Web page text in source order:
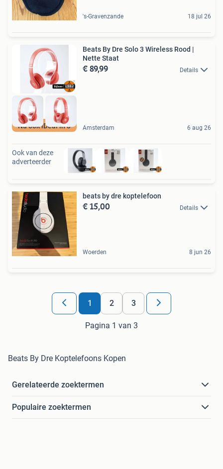
's-Gravenzande 18 jul 26
Nu ook iDeal in 3
Beats By Dre Solo 3 Wireless Rood |
Nette Staat
€ 89,99 Details
Amsterdam 6 aug 26
Ook van deze
adverteerder
beats by dre koptelefoon
€ 15,00 Details
Woerden 8 jun 26
1 2 3
Pagina 1 van 3
Beats By Dre Koptelefoons Kopen
Gerelateerde zoektermen
Populaire zoektermen